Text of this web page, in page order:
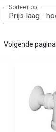
Sorteer op:
Volgende pagina